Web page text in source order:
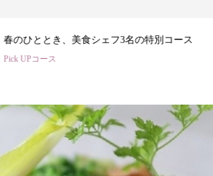
春のひととき、美食シェフ3名の特別コース
Pick UPコース